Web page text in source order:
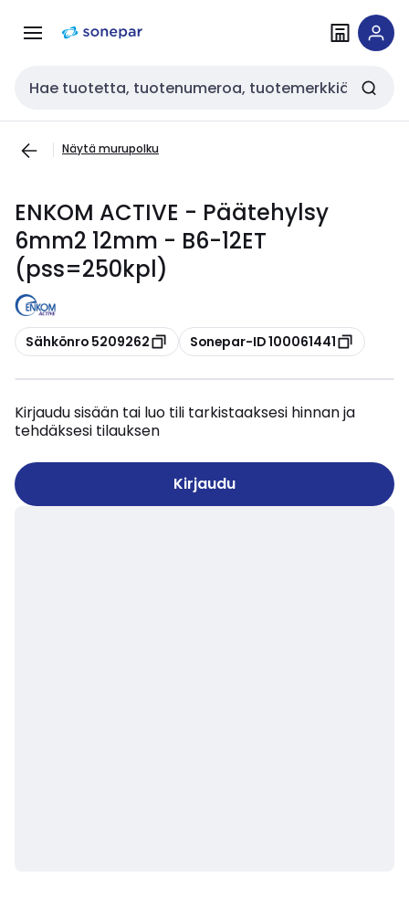
navigointiinsisältöön
Haku
Näytä murupolku
ENKOM ACTIVE - Päätehylsy
6mm2 12mm - B6-12ET
(pss=250kpl)
Kopioi
Sähkönro 5209262 Kopioi
Sonepar-ID 100061441
Kirjaudu sisään tai luo tili tarkistaaksesi hinnan ja
tehdäksesi tilauksen
Kirjaudu